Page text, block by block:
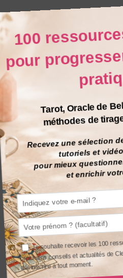
BELLINE
27
SEP
Voici
le Tirage
(présenté
mais
les
De Alexis Tournier